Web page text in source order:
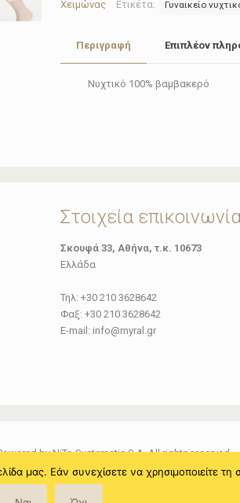
ποσότητα
Χειμώνας
Ετικέτα: Γυναικείο
Περιγραφή Επιπλέον
Νυχτικό 100% βαμβακερό
Στοιχεία
Σκουφά 33, Αθήνα, τ.κ. 10673
Ελλάδα
Τηλ: +30 210 3628642
Φαξ: +30 210 3628642
E-mail: info@myral.gr
by NiTo Systematic S.A. All rights reserved.
μας. Εάν συνεχίσετε να χρησιμοποιείτε